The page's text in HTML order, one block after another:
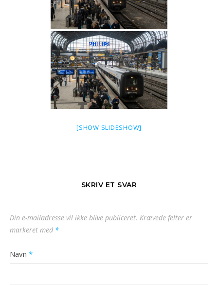
[SHOW SLIDESHOW]
SKRIV ET SVAR
Din e-mailadresse vil ikke blive publiceret. Krævede felter er
markeret med *
Navn *